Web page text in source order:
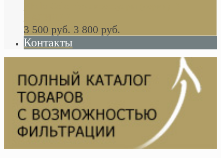
Khala Colombo аксессуары (серия) В
НАЛИЧИИ
3 500 руб. 3 800 руб.
Контакты